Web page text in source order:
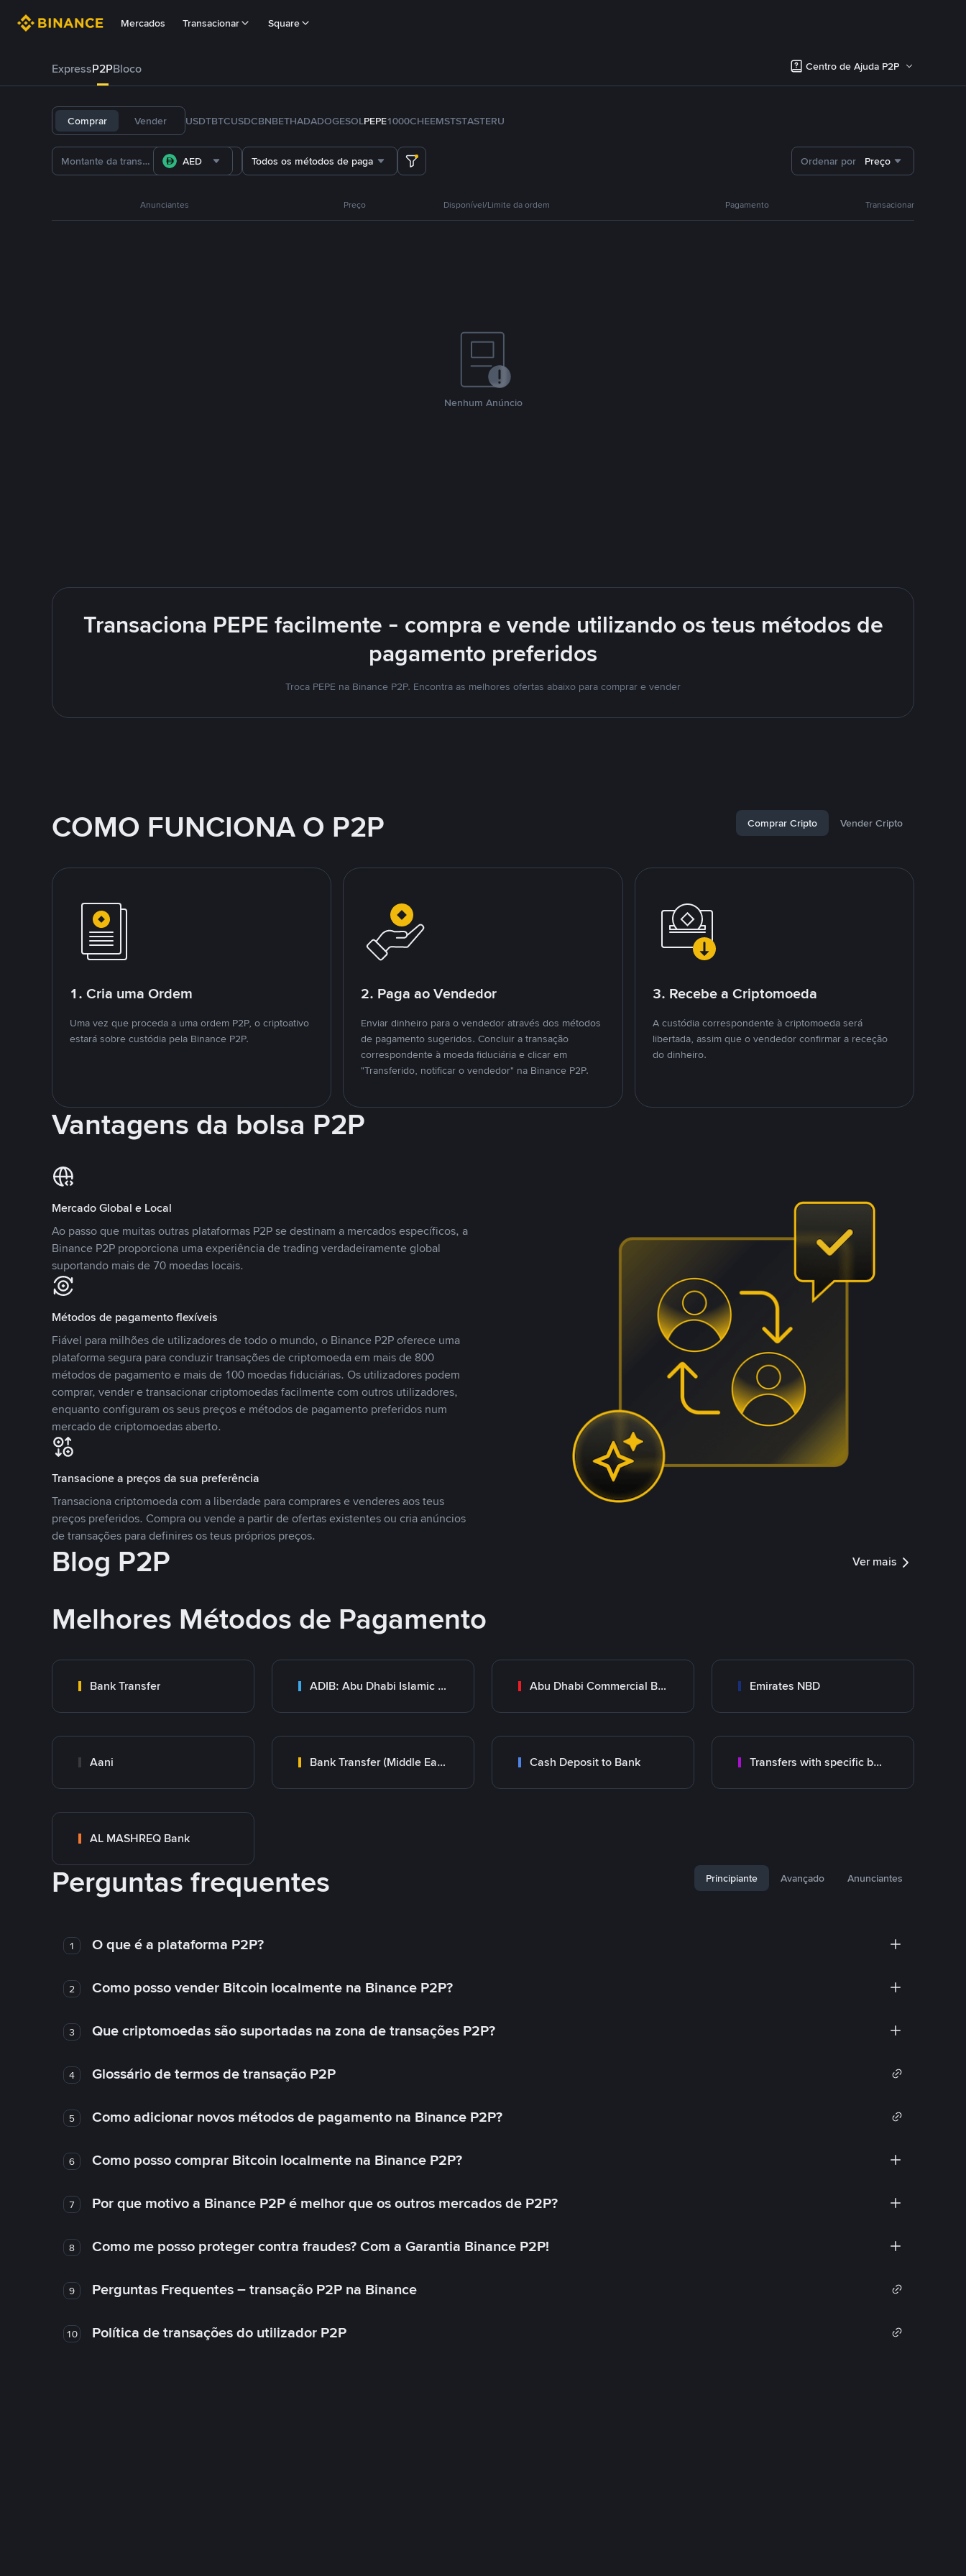
Mercados Transacionar Square
ExpressP2PBloco Centro de Ajuda P2P
Comprar Vender USDTBTCUSDCBNBETHADADOGESOLPEPE1000CHEEMSTSTASTERU
AED Todos os métodos de pagamento Ordenar por Preço
Anunciantes Preço Disponível/Limite da ordem Pagamento Transacionar
Nenhum Anúncio
Transaciona PEPE facilmente - compra e vende utilizando os teus métodos de
pagamento preferidos
Troca PEPE na Binance P2P. Encontra as melhores ofertas abaixo para comprar e vender
COMO FUNCIONA O P2P Comprar Cripto Vender Cripto
1. Cria uma Ordem
Uma vez que proceda a uma ordem P2P, o criptoativo
estará sobre custódia pela Binance P2P.
2. Paga ao Vendedor
Enviar dinheiro para o vendedor através dos métodos
de pagamento sugeridos. Concluir a transação
correspondente à moeda fiduciária e clicar em
"Transferido, notificar o vendedor" na Binance P2P.
3. Recebe a Criptomoeda
A custódia correspondente à criptomoeda será
libertada, assim que o vendedor confirmar a receção
do dinheiro.
Vantagens da bolsa P2P
Mercado Global e Local
Ao passo que muitas outras plataformas P2P se destinam a mercados específicos, a
Binance P2P proporciona uma experiência de trading verdadeiramente global
suportando mais de 70 moedas locais.
Métodos de pagamento flexíveis
Fiável para milhões de utilizadores de todo o mundo, o Binance P2P oferece uma
plataforma segura para conduzir transações de criptomoeda em mais de 800
métodos de pagamento e mais de 100 moedas fiduciárias. Os utilizadores podem
comprar, vender e transacionar criptomoedas facilmente com outros utilizadores,
enquanto configuram os seus preços e métodos de pagamento preferidos num
mercado de criptomoedas aberto.
Transacione a preços da sua preferência
Transaciona criptomoeda com a liberdade para comprares e venderes aos teus
preços preferidos. Compra ou vende a partir de ofertas existentes ou cria anúncios
de transações para definires os teus próprios preços.
Blog P2P Ver mais
Melhores Métodos de Pagamento
Bank Transfer ADIB: Abu Dhabi Islamic Bank Abu Dhabi Commercial Bank ADCB Emirates NBD
Aani Bank Transfer (Middle East) Cash Deposit to Bank Transfers with specific bank
AL MASHREQ Bank
Perguntas frequentes Principiante Avançado Anunciantes
1 O que é a plataforma P2P?
2 Como posso vender Bitcoin localmente na Binance P2P?
3 Que criptomoedas são suportadas na zona de transações P2P?
4 Glossário de termos de transação P2P
5 Como adicionar novos métodos de pagamento na Binance P2P?
6 Como posso comprar Bitcoin localmente na Binance P2P?
7 Por que motivo a Binance P2P é melhor que os outros mercados de P2P?
8 Como me posso proteger contra fraudes? Com a Garantia Binance P2P!
9 Perguntas Frequentes – transação P2P na Binance
10 Política de transações do utilizador P2P